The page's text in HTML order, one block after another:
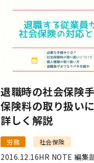
退職時の社会保険
保険料の取り扱い
詳しく解説
労務 社会保険
2016.12.16HR NOTE 編集